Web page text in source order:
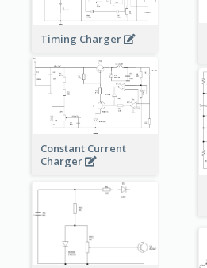
Timing Charger
Constant Current
Charger